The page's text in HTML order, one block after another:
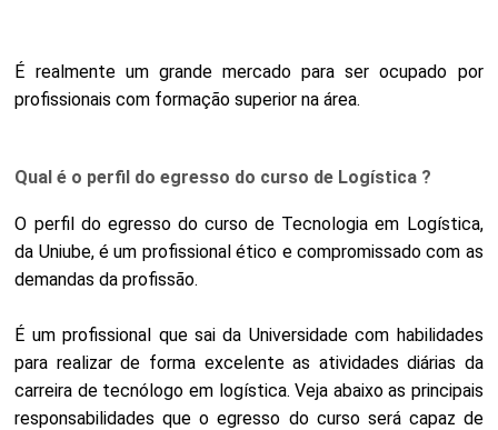
É realmente um grande mercado para ser ocupado por
profissionais com formação superior na área.
Qual é o perfil do egresso do curso de Logística ?
O perfil do egresso do curso de Tecnologia em Logística,
da Uniube, é um profissional ético e compromissado com as
demandas da profissão.
É um profissional que sai da Universidade com habilidades
para realizar de forma excelente as atividades diárias da
carreira de tecnólogo em logística. Veja abaixo as principais
responsabilidades que o egresso do curso será capaz de